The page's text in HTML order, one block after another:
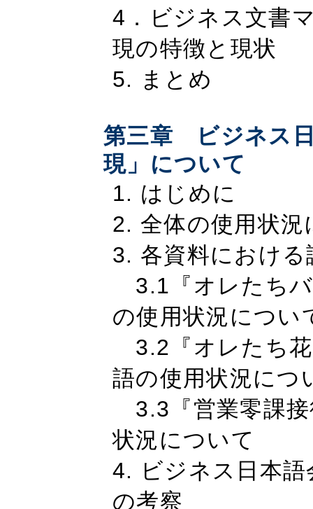
4．ビジネス文書
現の特徴と現状
5. まとめ
第三章 ビジネス
現」について
1. はじめに
2. 全体の使用状況
3. 各資料におけ
3.1『オレたち
の使用状況につい
3.2『オレたち
語の使用状況につ
3.3『営業零課接
状況について
4. ビジネス日本
の考察